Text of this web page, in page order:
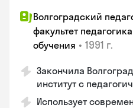
Волгоградский
факультет
обучения • 1991 г.
Закончила
институт с
Использует